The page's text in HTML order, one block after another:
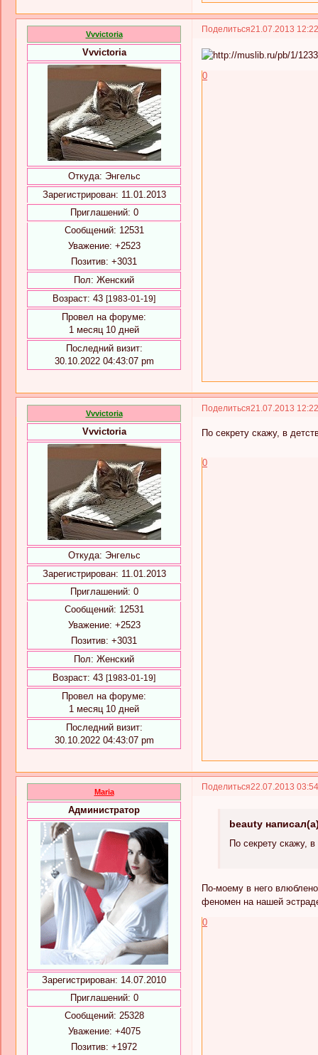
Поделиться21.07.2013
Vvvictoria
Vvvictoria
Откуда: Энгельс
Зарегистрирован: 11.01.2013
Приглашений: 0
Сообщений: 12531
Уважение: +2523
Позитив: +3031
Пол: Женский
Возраст: 43 [1983-01-19]
Провел на форуме:
1 месяц 10 дней
Последний визит:
30.10.2022 04:43:07 pm
0
Поделиться21.07.2013
Vvvictoria
Vvvictoria
Откуда: Энгельс
Зарегистрирован: 11.01.2013
Приглашений: 0
Сообщений: 12531
Уважение: +2523
Позитив: +3031
Пол: Женский
Возраст: 43 [1983-01-19]
Провел на форуме:
1 месяц 10 дней
Последний визит:
30.10.2022 04:43:07 pm
По секрету скажу, в
0
Поделиться22.07.2013
Maria
Администратор
Зарегистрирован: 14.07.2010
Приглашений: 0
Сообщений: 25328
Уважение: +4075
Позитив: +1972
beauty
По секрету скажу,
По-моему в него
феномен на нашей
0